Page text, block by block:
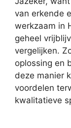
van erkende
werkzaam in
geheel
vergelijken.
oplossing en
deze manier
voordelen
kwalitatieve